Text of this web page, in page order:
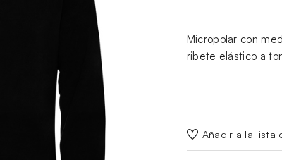
Micropolar con
ribete elástico a
Añadir a la lista